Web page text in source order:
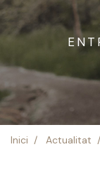
Inici Actualitat